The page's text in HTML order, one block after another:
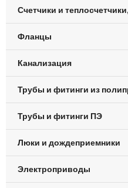
Счетчики и
Фланцы
Канализация
Трубы и фитинги из
Трубы и фитинги ПЭ
Люки и дождеприемники
Электроприводы